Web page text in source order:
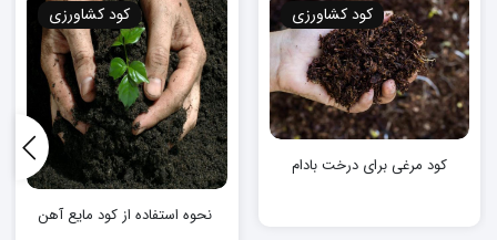
کود کشاورزی
کود مرغی برای درخت بادام
کود کشاورزی
نحوه استفاده از کود مایع آهن